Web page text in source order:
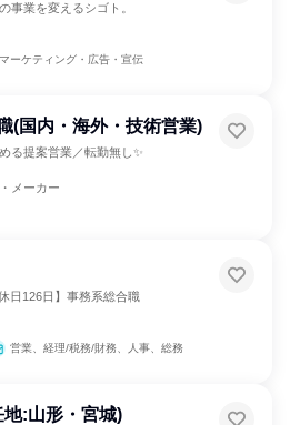
事業を変えるシゴト。
ーケティング・広告・宣伝
(国内・海外・技術営業)
る提案営業／転勤無し✨
メーカー
日126日】事務系総合職
営業、経理/税務/財務、人事、総務
:山形・宮城)